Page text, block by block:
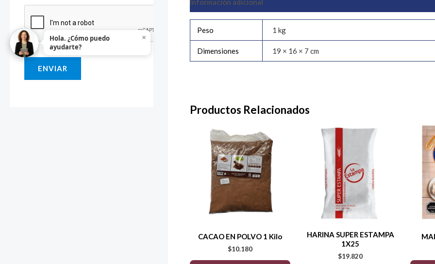
o
o
M
ENVIAR
Información adicional
Peso 1 kg
Dimensiones 19 × 16 × 7 cm
Productos Relacionados
CACAO EN POLVO 1 Kilo
$10.180
HARINA SUPER ESTAMPA
1X25
$19.820
Hola. ¿Cómo puedo
ayudarte?
×